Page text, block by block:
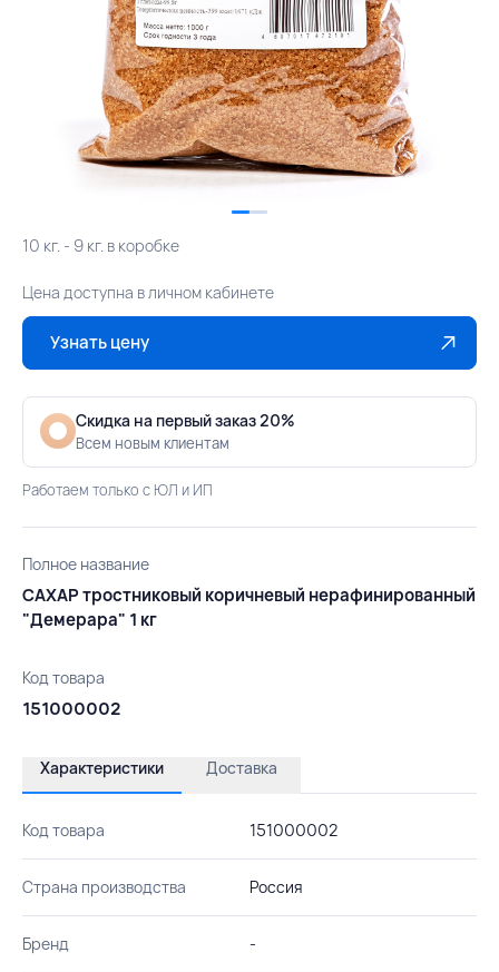
10 кг. - 9 кг. в коробке
Цена доступна в личном кабинете
Узнать цену
Скидка на первый заказ 20%
Всем новым клиентам
Работаем только с ЮЛ и ИП
Полное название
САХАР тростниковый коричневый нерафинированный
"Демерара" 1 кг
Код товара
151000002
Характеристики Доставка
Код товара 151000002
Страна производства Россия
Бренд -